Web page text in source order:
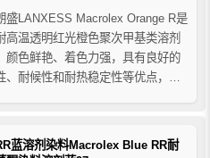
盛LANXESS Macrolex Orange R是
高温透明红光橙色聚次甲基类溶剂
颜色鲜艳、着色力强，具有良好的
、耐候性和耐热稳定性等优点，朗
得到包括美国食品药品管理局(FDA)
蓝溶剂染料Macrolex Blue RR耐